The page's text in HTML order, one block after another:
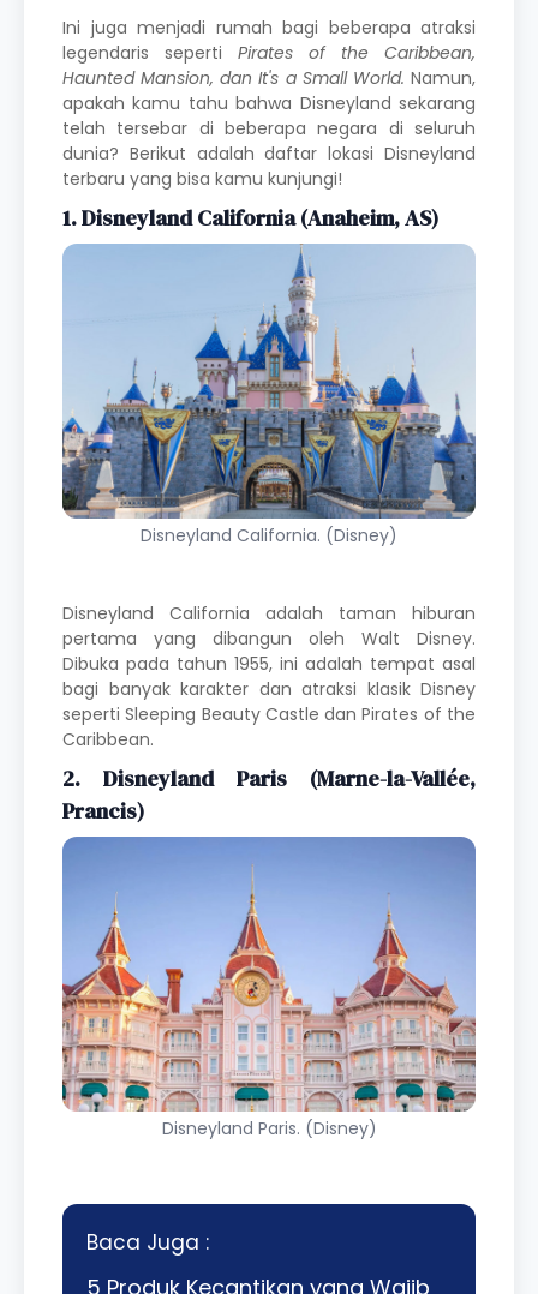
Ini juga menjadi rumah bagi beberapa atraksi
legendaris seperti Pirates of the Caribbean,
Haunted Mansion, dan It's a Small World. Namun,
apakah kamu tahu bahwa Disneyland sekarang
telah tersebar di beberapa negara di seluruh
dunia? Berikut adalah daftar lokasi Disneyland
terbaru yang bisa kamu kunjungi!
1. Disneyland California (Anaheim, AS)
Disneyland California. (Disney)
Disneyland California adalah taman hiburan
pertama yang dibangun oleh Walt Disney.
Dibuka pada tahun 1955, ini adalah tempat asal
bagi banyak karakter dan atraksi klasik Disney
seperti Sleeping Beauty Castle dan Pirates of the
Caribbean.
2. Disneyland Paris (Marne-la-Vallée,
Prancis)
Disneyland Paris. (Disney)
Baca Juga :
5 Produk Kecantikan yang Wajib